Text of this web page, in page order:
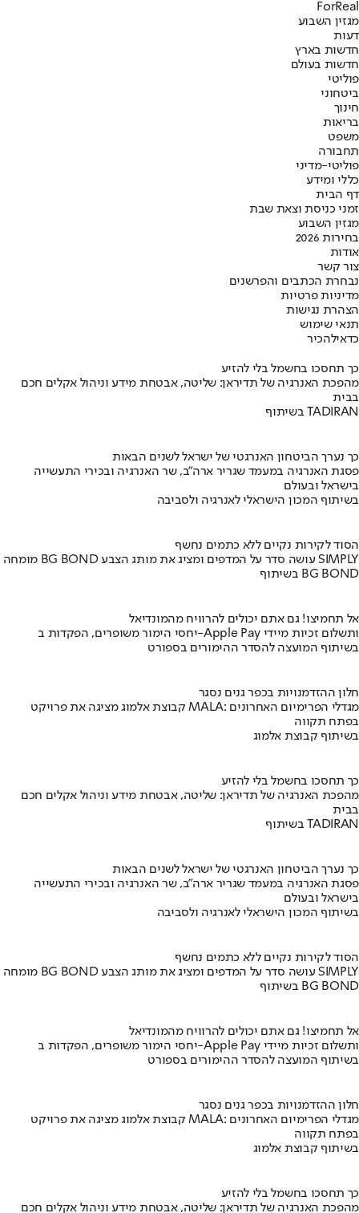
ForReal
מגזין השבוע
דעות
חדשות בארץ
חדשות בעולם
פוליטי
ביטחוני
חינוך
בריאות
משפט
תחבורה
פוליטי-מדיני
כללי ומידע
דף הבית
זמני כניסת וצאת שבת
מגזין השבוע
בחירות 2026
אודות
צור קשר
נבחרת הכתבים והפרשנים
מדיניות פרטיות
הצהרת נגישות
תנאי שימוש
כדאילהכיר
כך תחסכו בחשמל בלי להזיע
מהפכת האנרגיה של תדיראן: שליטה, אבטחת מידע וניהול אקלים חכם
בבית
בשיתוף TADIRAN
כך נערך הביטחון האנרגטי של ישראל לשנים הבאות
פסגת האנרגיה במעמד שגריר ארה"ב, שר האנרגיה ובכירי התעשייה
בישראל ובעולם
בשיתוף המכון הישראלי לאנרגיה ולסביבה
הסוד לקירות נקיים ללא כתמים נחשף
מומחה BG BOND עושה סדר על המדפים ומציג את מותג הצבע SIMPLY
בשיתוף BG BOND
אל תחמיצו! גם אתם יכולים להרוויח מהמונדיאל
יחסי הימור משופרים, הפקדות ב-Apple Pay ותשלום זכיות מיידי
בשיתוף המועצה להסדר ההימורים בספורט
חלון ההזדמנויות בכפר גנים נסגר
קבוצת אלמוג מציגה את פרויקט MALA: מגדלי הפרימיום האחרונים
בפתח תקווה
בשיתוף קבוצת אלמוג
כך תחסכו בחשמל בלי להזיע
מהפכת האנרגיה של תדיראן: שליטה, אבטחת מידע וניהול אקלים חכם
בבית
בשיתוף TADIRAN
כך נערך הביטחון האנרגטי של ישראל לשנים הבאות
פסגת האנרגיה במעמד שגריר ארה"ב, שר האנרגיה ובכירי התעשייה
בישראל ובעולם
בשיתוף המכון הישראלי לאנרגיה ולסביבה
הסוד לקירות נקיים ללא כתמים נחשף
מומחה BG BOND עושה סדר על המדפים ומציג את מותג הצבע SIMPLY
בשיתוף BG BOND
אל תחמיצו! גם אתם יכולים להרוויח מהמונדיאל
יחסי הימור משופרים, הפקדות ב-Apple Pay ותשלום זכיות מיידי
בשיתוף המועצה להסדר ההימורים בספורט
חלון ההזדמנויות בכפר גנים נסגר
קבוצת אלמוג מציגה את פרויקט MALA: מגדלי הפרימיום האחרונים
בפתח תקווה
בשיתוף קבוצת אלמוג
כך תחסכו בחשמל בלי להזיע
מהפכת האנרגיה של תדיראן: שליטה, אבטחת מידע וניהול אקלים חכם